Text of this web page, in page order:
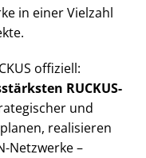
in einer Vielzahl
offiziell:
RUCKUS-
und
realisieren
Netzwerke –